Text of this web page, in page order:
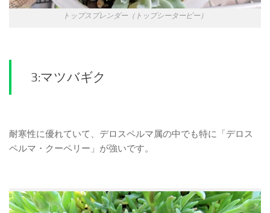
トップスプレンダー（トップシータービー）
3:マツバギク
耐寒性に優れていて、デロスペルマ属の中でも特に「デロス
ペルマ・クーペリー」が強いです。